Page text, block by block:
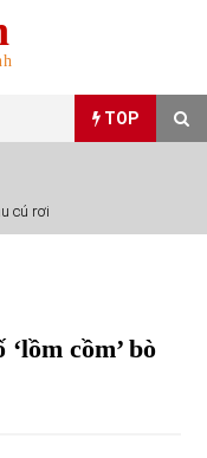
TOP
khẩu nhiều nhất tháng
cú rơi
cồm’ bò